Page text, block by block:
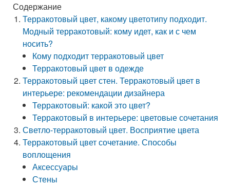
Содержание
Терракотовый цвет, какому цветотипу подходит.
Модный терракотовый: кому идет, как и с чем
носить?
Кому подходит терракотовый цвет
Терракотовый цвет в одежде
Терракотовый цвет стен. Терракотовый цвет в
интерьере: рекомендации дизайнера
Терракотовый: какой это цвет?
Терракотовый в интерьере: цветовые сочетания
Светло-терракотовый цвет. Восприятие цвета
Терракотовый цвет сочетание. Способы
воплощения
Аксессуары
Стены